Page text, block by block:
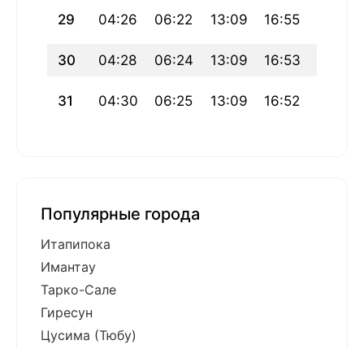
29 04:26 06:22 13:09 16:55
30 04:28 06:24 13:09 16:53
31 04:30 06:25 13:09 16:52
Популярные города
Итапипока
Имантау
Тарко-Сале
Гиресун
Цусима (Тюбу)